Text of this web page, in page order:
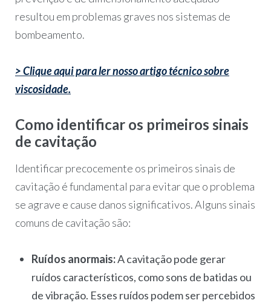
resultou em problemas graves nos sistemas de
bombeamento.
> Clique aqui para ler nosso artigo técnico sobre
viscosidade.
Como identificar os primeiros sinais
de cavitação
Identificar precocemente os primeiros sinais de
cavitação é fundamental para evitar que o problema
se agrave e cause danos significativos. Alguns sinais
comuns de cavitação são:
Ruídos anormais:A cavitação pode gerar
ruídos característicos, como sons de batidas ou
de vibração. Esses ruídos podem ser percebidos